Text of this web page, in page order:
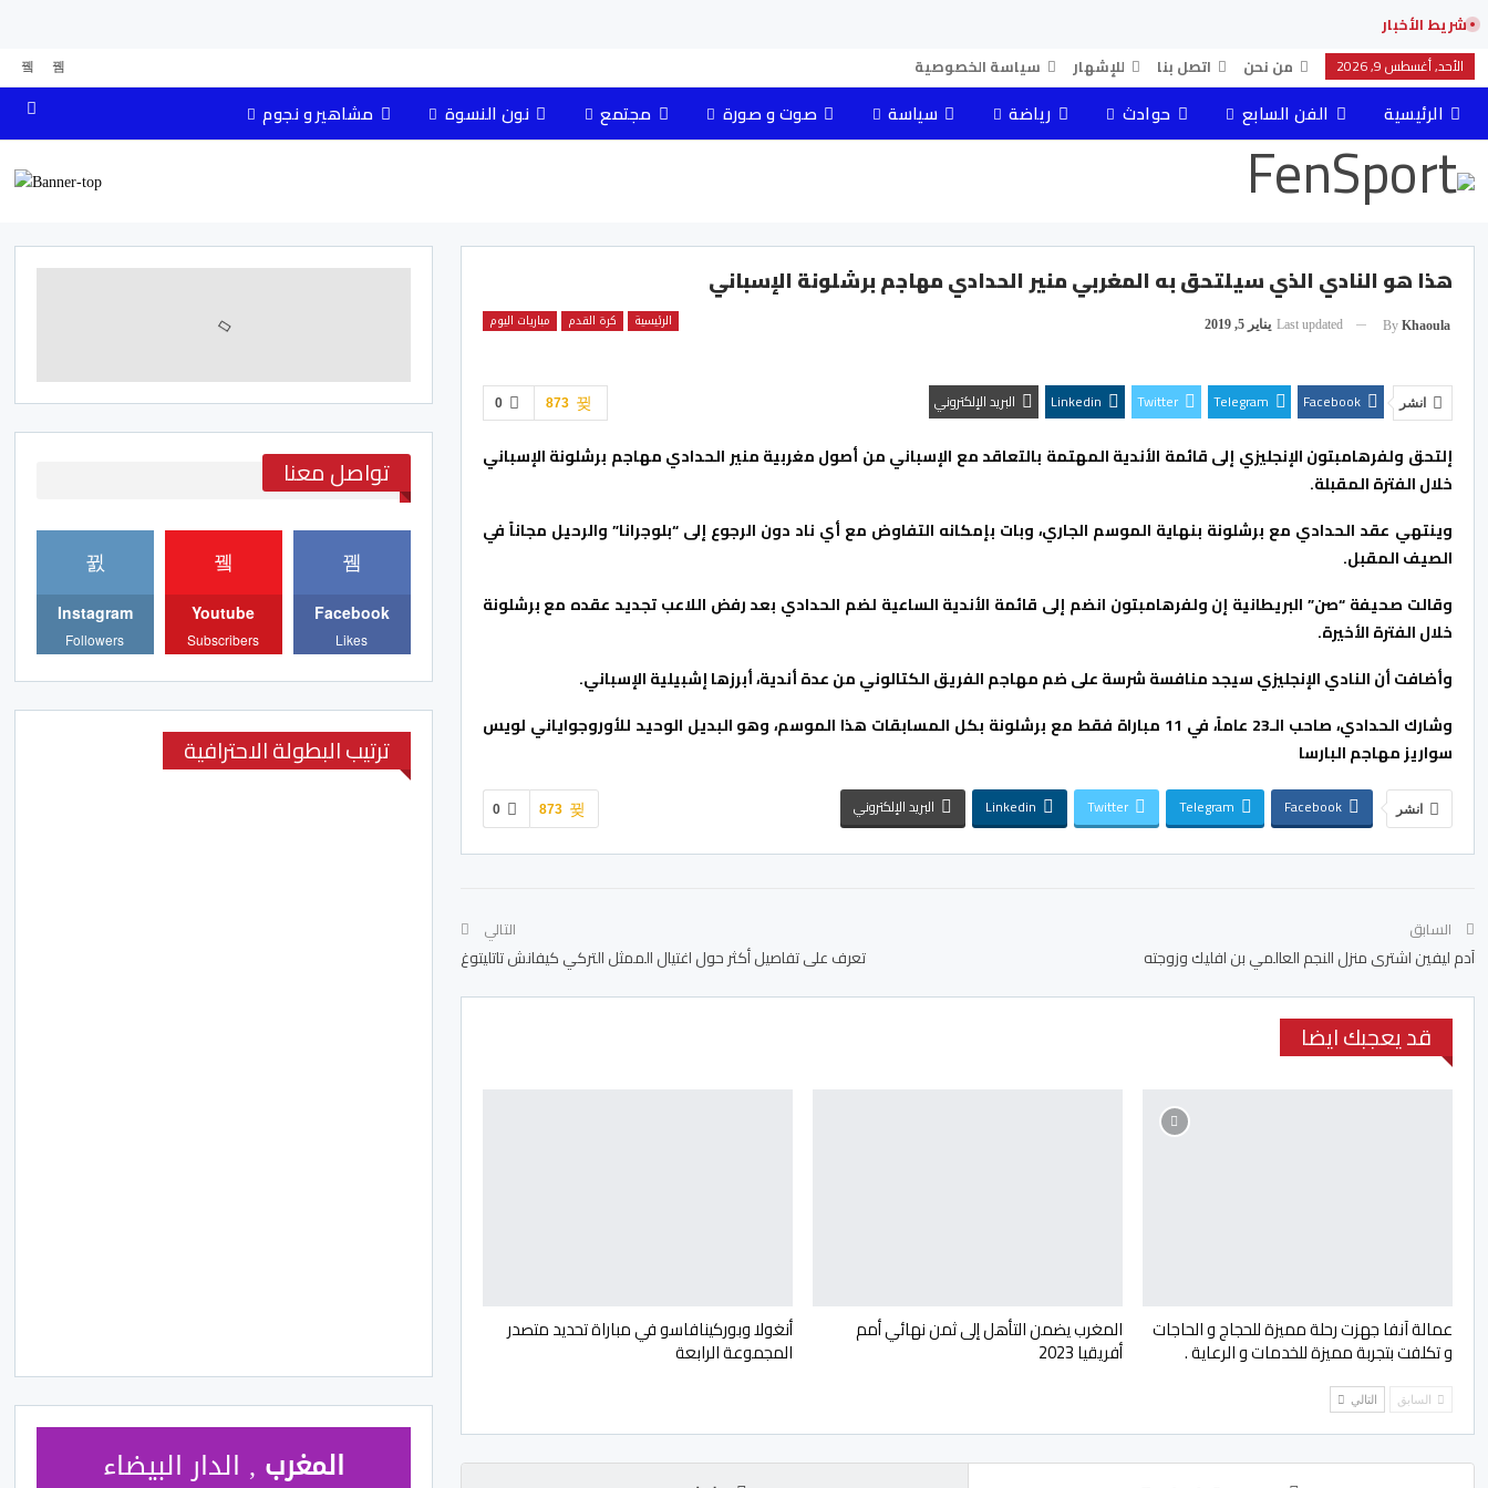
شريط الأخبار
الأحد, أغسطس 9, 2026 من نحن اتصل بنا للإشهار سياسة الخصوصية
الرئيسية الفن السابع حوادث رياضة سياسة صوت و صورة مجتمع نون النسوة مشاهير و نجوم
هذا هو النادي الذي سيلتحق به المغربي منير الحدادي مهاجم برشلونة الإسباني
الرئيسية كرة القدم مباريات اليوم By Khaoula
Last updated يناير 5, 2019
0 873 انشر Facebook
Telegram
Twitter
Linkedin البريد الإلكتروني
إلتحق ولفرهامبتون الإنجليزي إلى قائمة الأندية المهتمة بالتعاقد مع الإسباني من أصول مغربية منير الحدادي مهاجم برشلونةالإسباني
خلال الفترة المقبلة.
وينتهي عقد الحدادي مع برشلونة بنهاية الموسم الجاري، وبات بإمكانه التفاوض مع أي ناد دون الرجوع إلى “بلوجرانا” والرحيل مجاناً في
الصيف المقبل.
وقالت صحيفة “صن” البريطانية إن ولفرهامبتون انضم إلى قائمة الأندية الساعية لضم الحدادي بعد رفض اللاعب تجديد عقده مع برشلونة
خلال الفترة الأخيرة.
وأضافت أن النادي الإنجليزي سيجد منافسة شرسة على ضم مهاجم الفريق الكتالوني من عدة أندية، أبرزها إشبيلية الإسباني.
وشارك الحدادي، صاحب الـ23 عاماً، في 11 مباراة فقط مع برشلونة بكل المسابقات هذا الموسم، وهو البديل الوحيد للأوروجواياني لويس
سواريز مهاجم البارسا
0 873 انشر Facebook
Telegram
Twitter
Linkedin البريد الإلكتروني
السابق
آدم ليفين اشترى منزل النجم العالمي بن افليك وزوجته
التالي
تعرف على تفاصيل أكثر حول اغتيال الممثل التركي كيفانش تاتليتوغ
قد يعجبك ايضا
عمالة آنفا جهزت رحلة مميزة للحجاج و الحاجات
و تكلفت بتجربة مميزة للخدمات و الرعاية .
المغرب يضمن التأهل إلى ثمن نهائي أمم
أفريقيا 2023
أنغولا وبوركينافاسو في مباراة تحديد متصدر
المجموعة الرابعة
السابق التالي
تواصل معنا
Facebook
Likes
Youtube
Subscribers
Instagram
Followers
ترتيب البطولة الاحترافية